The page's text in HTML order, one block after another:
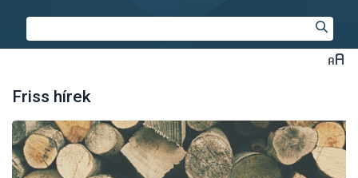
Friss hírek